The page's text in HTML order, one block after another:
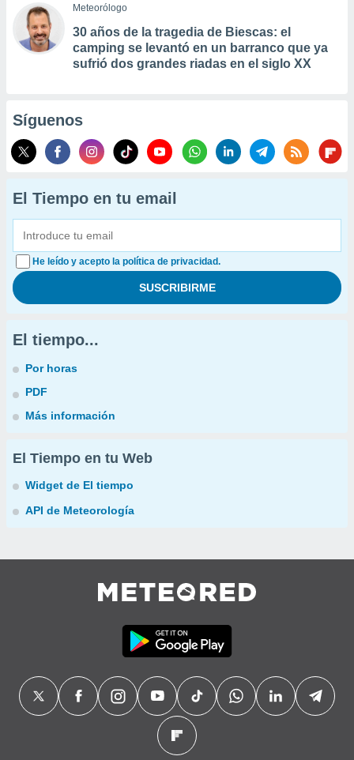
Meteorólogo
30 años de la tragedia de Biescas: el
camping se levantó en un barranco que ya
sufrió dos grandes riadas en el siglo XX
Síguenos
El Tiempo en tu email
He leído y acepto la política de privacidad.
El tiempo...
Por horas
PDF
Más información
El Tiempo en tu Web
Widget de El tiempo
API de Meteorología